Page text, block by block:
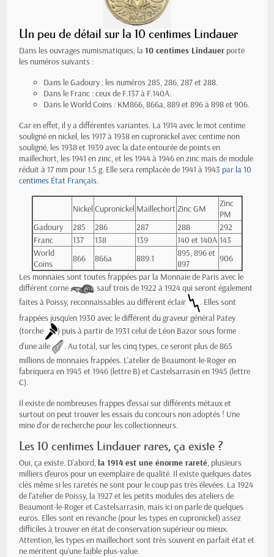
Un peu de détail sur la 10 centimes Lindauer
Dans les ouvrages numismatiques, la10 centimes Lindauer porte
les numéros suivants :
Dans le Gadoury : les numéros 285, 286, 287 et 288.
Dans le Franc : ceux de F.137 à F.140A.
Dans le World Coins : KM866, 866a, 889 et 896 à 898 et 906.
Car en effet, il y a différentes variantes. La 1914 avec le mot centime
souligné en nickel, les 1917 à 1938 en cupronickel avec centime non
souligné, les 1938 et 1939 avec la date entourée de points en
maillechort, les 1941 en zinc, et les 1944 à 1946 en zinc mais de module
réduit à 17 mm pour 1.5 g. Elle sera remplacée de 1941 à 1943 par la 10
centimes État Français.
Nickel Cupronickel Maillechort Zinc GM
Zinc
PM
Gadoury
285 286 287 288
292
Franc
137 138 139 140 et 140A 143
World
Coins
866 866a 889.1
895, 896 et
897
906
Les monnaies sont toutes frappées par la Monnaie de Paris avec le
différent corne
sauf trois de 1922 à 1924 qui seront également
faites à Poissy, reconnaissables au différent éclair
. Elles sont
frappées jusqu'en 1930 avec le différent du graveur général Patey
(torche
) puis à partir de 1931 celui de Léon Bazor sous forme
d'une aile
. Au total, sur les cinq types, ce seront plus de 865
millions de monnaies frappées. L'atelier de Beaumont-le-Roger en
fabriquera en 1945 et 1946 (lettre B) et Castelsarrasin en 1945 (lettre
C).
Il existe de nombreuses frappes d'essai sur différents métaux et
surtout on peut trouver les essais du concours non adoptés ! Une
mine d'or de recherche pour les collectionneurs.
Les 10 centimes Lindauer rares, ça existe ?
Oui, ça existe. D'abord, la 1914 est une énorme rareté, plusieurs
milliers d'euros pour un exemplaire de qualité. Il existe quelques dates
clés même si les raretés ne sont pour le coup pas très élevées. La 1924
de l'atelier de Poissy, la 1927 et les petits modules des ateliers de
Beaumont-le-Roger et Castelsarrasin, mais ici on parle de quelques
euros. Elles sont en revanche (pour les types en cupronickel) assez
difficiles à trouver en état de conservation supérieur ou mieux.
Attention, les types en maillechort sont très souvent en parfait état et
ne méritent qu'une faible plus-value.